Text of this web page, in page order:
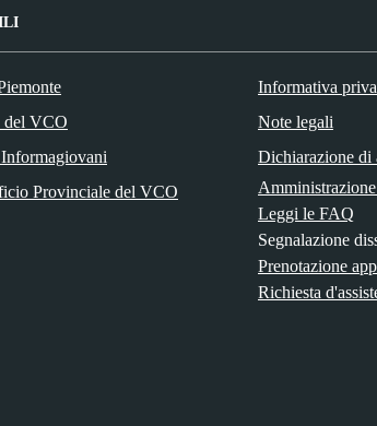
del VCO
Provinciale del VCO
Informativa
Note legali
Dichiarazione di
Leggi le FAQ
Segnalazione
Prenotazione
Richiesta